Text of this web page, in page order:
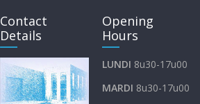
Contact
Details
Opening
Hours
LUNDI 8u30-17u00
MARDI 8u30-17u00